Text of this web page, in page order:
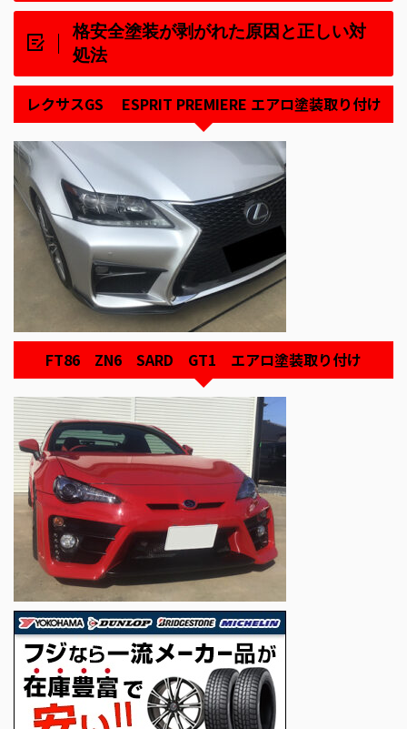
格安全塗装が剥がれた原因と正しい対
処法
レクサスGS ESPRIT PREMIERE エアロ塗装取り付け
FT86 ZN6 SARD GT1 エアロ塗装取り付け